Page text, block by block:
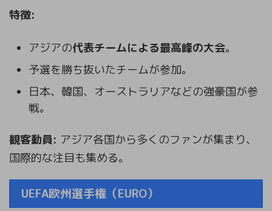
特徴:
アジアの代表チームによる最高峰の大会。
予選を勝ち抜いたチームが参加。
日本、韓国、オーストラリアなどの強豪国が参
戦。
観客動員: アジア各国から多くのファンが集まり、
国際的な注目も集める。
UEFA欧州選手権（EURO）